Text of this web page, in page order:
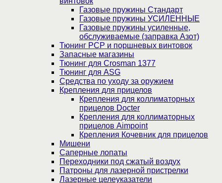
Газовые пружины Стандарт
Газовые пружины УСИЛЕННЫЕ
Газовые пружины усиленные,
обслуживаемые (заправка Азот)
Тюнинг PCP и поршневых винтовок
Запасные магазины
Тюнинг для Crosman 1377
Тюнинг для ASG
Средства по уходу за оружием
Крепления для прицелов
Крепления для коллиматорных
прицелов Docter
Крепления для коллиматорных
прицелов Aimpoint
Крепления Кочевник для прицелов
Мишени
Саперные лопаты
Переходники под сжатый воздух
Патроны для лазерной пристрелки
Лазерные целеуказатели